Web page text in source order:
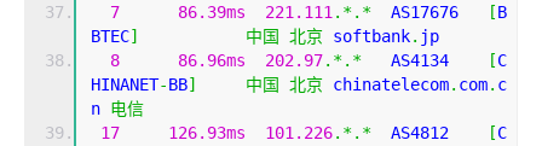
7
86.39ms 221.111 .*.*
  AS17676
[B
BTEC] 中国 北京 softbank. jp
8
86.96ms 202.97.*.*
   AS4134
[C
HINANET-BB] 中国 北京 chinatelecom. com. c
n 电信
17
126.93ms 101.226.*.*
  AS4812
[C